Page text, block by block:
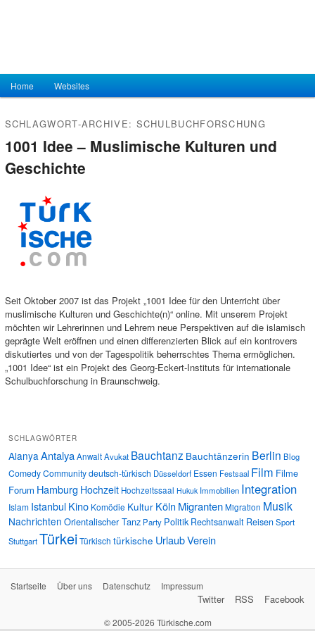
Hauptmenü
Zum Inhalt wechseln
Zum sekundären Inhalt wechseln
Home Websites
SCHLAGWORT-ARCHIVE: SCHULBUCHFORSCHUNG
1001 Idee – Muslimische Kulturen und
Geschichte
Seit Oktober 2007 ist das Projekt „1001 Idee für den Unterricht über
muslimische Kulturen und Geschichte(n)“ online. Mit unserem Projekt
möchten wir Lehrerinnen und Lehrern neue Perspektiven auf die islamisch
geprägte Welt eröffnen und einen differenzierten Blick auf ein kontrovers
diskutiertes und von der Tagespolitik beherrschtes Thema ermöglichen.
„1001 Idee“ ist ein Projekt des Georg-Eckert-Instituts für internationale
Schulbuchforschung in Braunschweig.
SCHLAGWÖRTER
AlanyaAntalyaAnwaltAvukat Bauchtanz Bauchtänzerin Berlin Blog
ComedyCommunitydeutsch-türkisch Düsseldorf Essen Festsaal Film Filme
Forum Hamburg Hochzeit Hochzeitssaal Hukuk Immobilien Integration
Islam IstanbulKino Komödie Kultur Köln MigrantenMigration Musik
Nachrichten Orientalischer Tanz Party Politik Rechtsanwalt ReisenSport
StuttgartTürkeiTürkisch türkische UrlaubVerein
Startseite Über uns Datenschutz Impressum
Facebook
RSS
Twitter
© 2005-2026 Türkische.com